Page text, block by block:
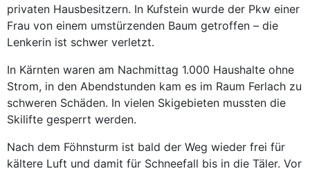
privaten Hausbesitzern. In Kufstein wurde der Pkw einer
Frau von einem umstürzenden Baum getroffen – die
Lenkerin ist schwer verletzt.
In Kärnten waren am Nachmittag 1.000 Haushalte ohne
Strom, in den Abendstunden kam es im Raum Ferlach zu
schweren Schäden. In vielen Skigebieten mussten die
Skilifte gesperrt werden.
Nach dem Föhnsturm ist bald der Weg wieder frei für
kältere Luft und damit für Schneefall bis in die Täler. Vor